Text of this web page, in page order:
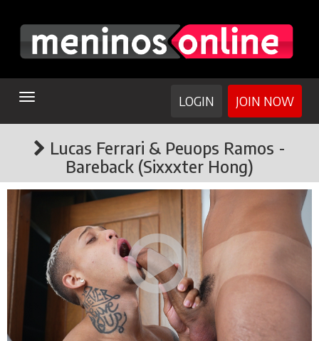
TOGGLE
JOIN NOW
LOGIN
Lucas Ferrari & Peuops Ramos -
Bareback (Sixxxter Hong)